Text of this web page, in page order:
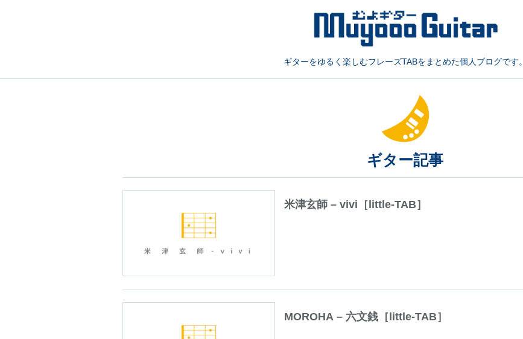
ギターをゆるく楽しむフレーズTABをまとめた個人ブログです。
ギター記事
米津玄師 – vivi［little-TAB］
MOROHA – 六文銭［little-TAB］